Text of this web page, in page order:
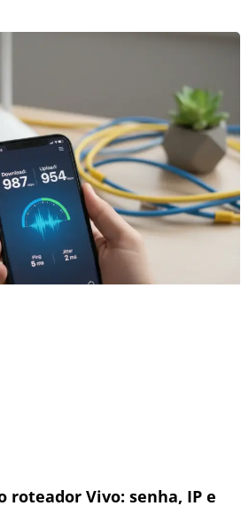
roteador Vivo: senha, IP e